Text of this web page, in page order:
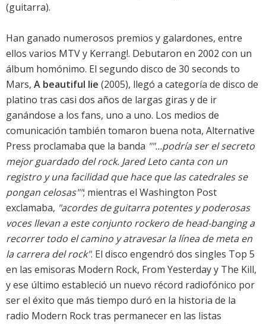
(guitarra).
Han ganado numerosos premios y galardones, entre
ellos varios MTV y Kerrang!. Debutaron en 2002 con un
álbum homónimo. El segundo disco de 30 seconds to
Mars, A beautiful lie (2005), llegó a categoría de disco de
platino tras casi dos años de largas giras y de ir
ganándose a los fans, uno a uno. Los medios de
comunicación también tomaron buena nota, Alternative
Press proclamaba que la banda ""...podría ser el secreto
mejor guardado del rock. Jared Leto canta con un
registro y una facilidad que hace que las catedrales se
pongan celosas""; mientras el Washington Post
exclamaba, "acordes de guitarra potentes y poderosas
voces llevan a este conjunto rockero de head-banging a
recorrer todo el camino y atravesar la línea de meta en
la carrera del rock". El disco engendró dos singles Top 5
en las emisoras Modern Rock, From Yesterday y The Kill,
y ese último estableció un nuevo récord radiofónico por
ser el éxito que más tiempo duró en la historia de la
radio Modern Rock tras permanecer en las listas